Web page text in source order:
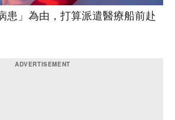
患」為由，打算派遣醫療船前赴